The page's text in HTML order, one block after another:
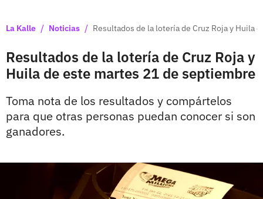
La Kalle / Noticias / Resultados de la lotería de Cruz Roja y Huila
Resultados de la lotería de Cruz Roja y
Huila de este martes 21 de septiembre
Toma nota de los resultados y compártelos
para que otras personas puedan conocer si son
ganadores.